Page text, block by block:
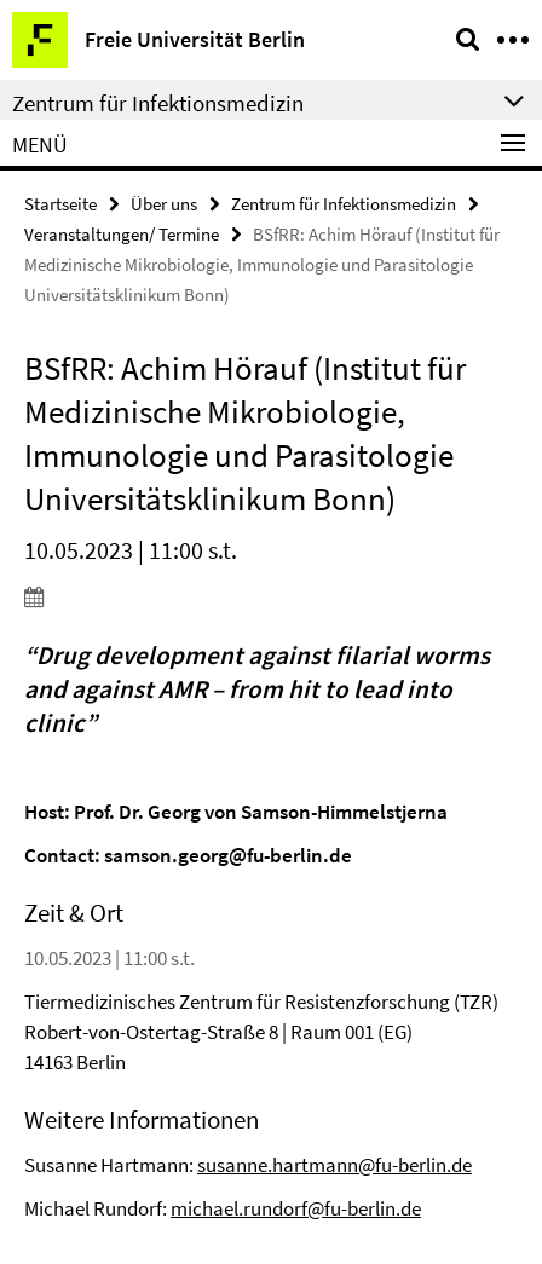
Springe
direkt
zu
Inhalt
Freie Universität Berlin
Service-
Navigation
Zentrum für Infektionsmedizin
MENÜ
Startseite Über uns
Zentrum für Infektionsmedizin
Veranstaltungen/ Termine
BSfRR: Achim Hörauf (Institut für
Medizinische Mikrobiologie, Immunologie und Parasitologie
Universitätsklinikum Bonn)
BSfRR: Achim Hörauf (Institut für
Medizinische Mikrobiologie,
Immunologie und Parasitologie
Universitätsklinikum Bonn)
10.05.2023 | 11:00 s.t.
“Drug development against filarial worms
and against AMR – from hit to lead into
clinic”
Host: Prof. Dr. Georg von Samson-Himmelstjerna
Contact: samson.georg@fu-berlin.de
Zeit & Ort
10.05.2023 | 11:00 s.t.
Tiermedizinisches Zentrum für Resistenzforschung (TZR)
Robert-von-Ostertag-Straße 8 | Raum 001 (EG)
14163 Berlin
Weitere Informationen
Susanne Hartmann:susanne.hartmann@fu-berlin.de
Michael Rundorf: michael.rundorf@fu-berlin.de